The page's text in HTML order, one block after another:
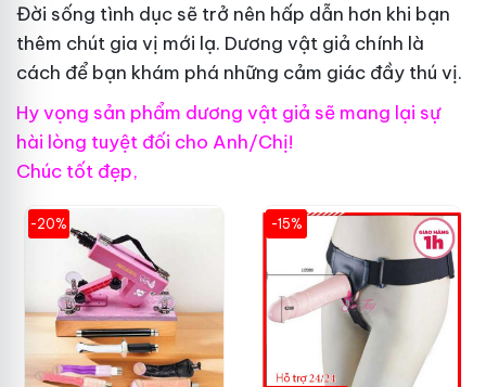
Đời sống tình dục sẽ trở nên hấp dẫn hơn khi bạn
thêm chút gia vị mới lạ. Dương vật giả chính là
cách để bạn khám phá những cảm giác đầy thú vị.
Hy vọng sản phẩm dương vật giả sẽ mang lại sự
hài lòng tuyệt đối cho Anh/Chị!
Chúc tốt đẹp,
-20% -15%